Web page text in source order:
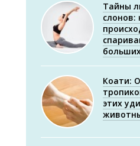
Тайны
слонов:
Коати:
этих